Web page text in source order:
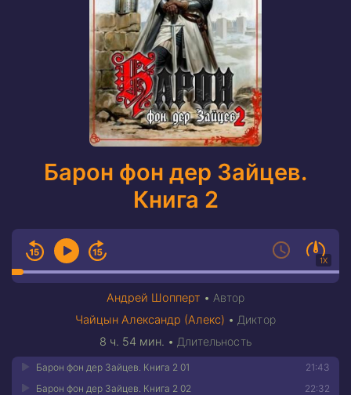
Барон фон дер Зайцев.
Книга 2
1X
Андрей Шопперт • Автор
Чайцын Александр (Алекс) •Диктор
8 ч. 54 мин. •Длительность
21:43
Барон фон дер Зайцев. Книга 2 01
22:32
Барон фон дер Зайцев. Книга 2 02